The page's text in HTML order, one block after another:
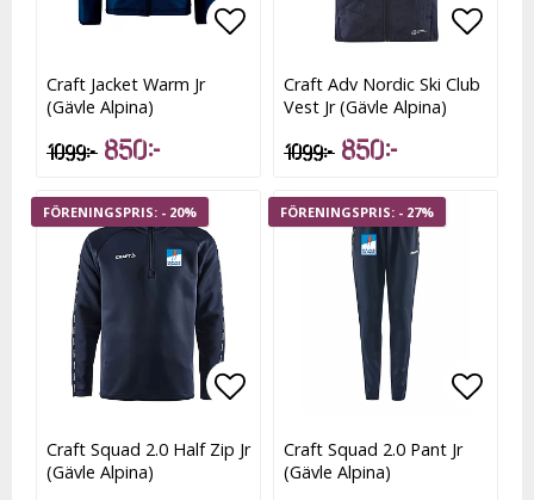
Lägg till i favoritlistan
Craft Jacket Warm Jr
(Gävle Alpina)
1 099 kr 850 kr
Lägg
Craft Adv Nordic Ski Club
Vest Jr (Gävle Alpina)
1 099 kr 850 kr
- 20%
Lägg till i favoritlistan
Craft Squad 2.0 Half Zip Jr
(Gävle Alpina)
- 27%
Craft Squad 2.0 Pant Jr
(Gävle Alpina)